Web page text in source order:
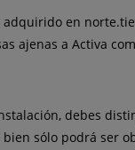
en
ajenas a Activa
debes
sólo podrá ser